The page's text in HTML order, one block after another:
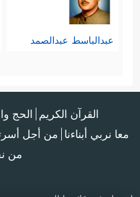
عبدالباسط عبدالصمد
القرآن الكريم الحج
معا نربي أبناءنا من أجل
من